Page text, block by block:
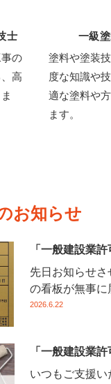
士
の
高
一級
塗料や塗装
度な知識や
適な塗料や
ます。
お知らせ
「一般建設業
先日お知らせ
の看板が無事に
2026.6.22
「一般建設業
いつもご支援